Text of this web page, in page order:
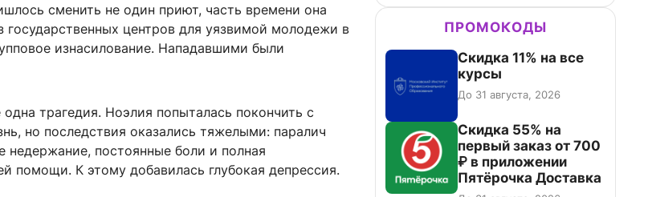
сменить не один приют, часть времени она
центров для уязвимой молодежи в
изнасилование. Нападавшими были
трагедия. Ноэлия попыталась покончить с
но последствия оказались тяжелыми: паралич
недержание, постоянные боли и полная
помощи. К этому добавилась глубокая депрессия.
ПРОМОКОДЫ
Скидка 11% на все
курсы
До 31 августа, 2026
Скидка 55% на
первый заказ от 700
₽ в приложении
Пятёрочка Доставка